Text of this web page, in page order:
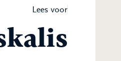
Lees voor